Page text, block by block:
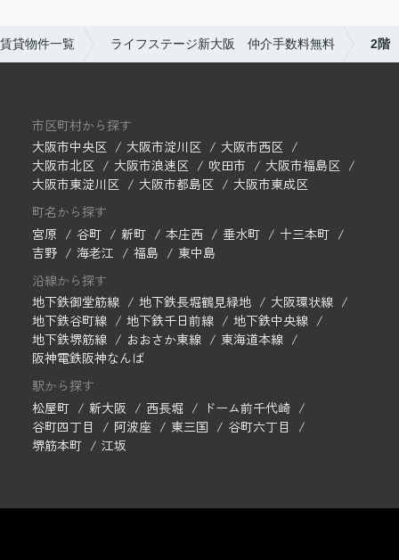
貸物件一覧 ライフステージ新大阪 仲介手数料無料 2階
市区町村から探す
大阪市中央区
大阪市淀川区
大阪市西区
大阪市北区
大阪市浪速区 吹田市
大阪市福島区
大阪市東淀川区
大阪市都島区
大阪市東成区
町名から探す
宮原
谷町 新町 本庄西 垂水町
十三本町
吉野
海老江 福島
東中島
沿線から探す
地下鉄御堂筋線
地下鉄長堀鶴見緑地
大阪環状線
地下鉄谷町線
地下鉄千日前線
地下鉄中央線
地下鉄堺筋線
おおさか東線
東海道本線
阪神電鉄阪神なんば
駅から探す
松屋町
新大阪 西長堀
ドーム前千代崎
谷町四丁目
阿波座 東三国
谷町六丁目
堺筋本町
江坂